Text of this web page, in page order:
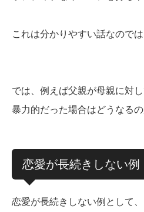
これは分かりやすい話なので
では、例えば父親が母親に対し
暴力的だった場合はどうなるの
恋愛が長続きしない例
恋愛が長続きしない例として、